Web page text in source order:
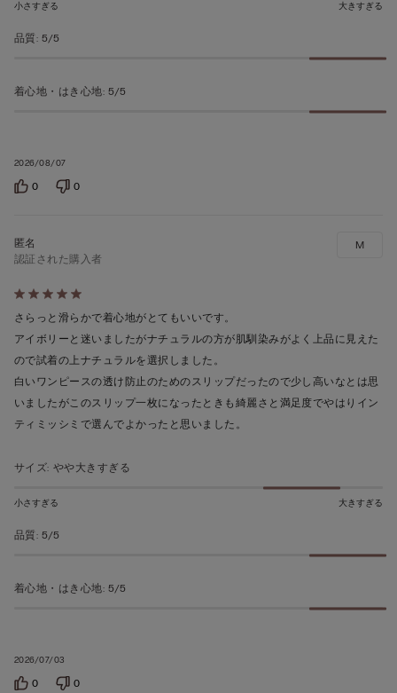
5
の
2026/08/07
小さすぎる 大きすぎる
品質: 5/5
着心地・はき心地: 5/5
0 0
5
段
階
の
う
ち
5
評
2026/07/03
認証された購入者
さらっと滑らかで着心地がとてもいいです。
アイボリーと迷いましたがナチュラルの方が肌馴染みがよく上品に見えた
ので試着の上ナチュラルを選択しました。
白いワンピースの透け防止のためのスリップだったので少し高いなとは思
いましたがこのスリップ一枚になったときも綺麗さと満足度でやはりイン
ティミッシミで選んでよかったと思いました。
M
サイズ: やや大きすぎる
小さすぎる 大きすぎる
品質: 5/5
着心地・はき心地: 5/5
0 0